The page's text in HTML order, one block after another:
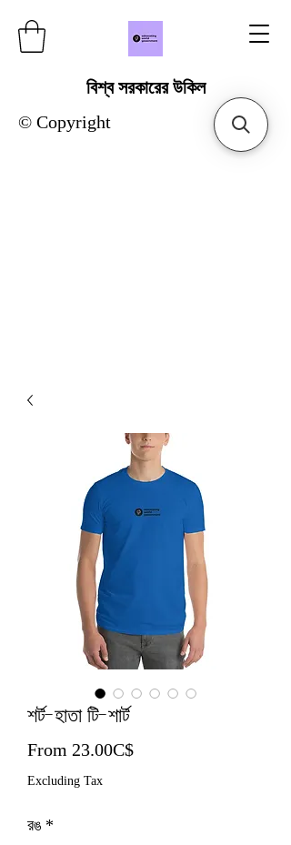
বিশ্ব সরকারের উকিল
© Copyright
শর্ট-হাতা টি-শার্ট
From 23.00C$Sale Price
Excluding Tax
রঙ *